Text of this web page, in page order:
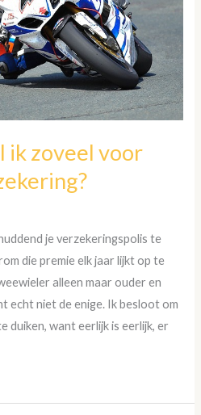
ik zoveel voor
je verzekeringspolis te
die premie elk jaar lijkt op te
alleen maar ouder en
echt niet de enige. Ik besloot om
duiken, want eerlijk is eerlijk, er